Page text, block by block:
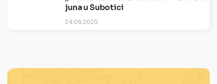
juna u Subotici
24.06.2025.